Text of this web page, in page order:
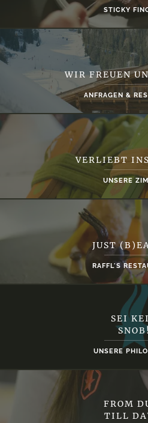
STICKY
WIR FREUEN
ANFRAGEN &
VERLIEBT
UNSERE
JUST
RAFFL'S
SEI
UNSERE
FROM
TILL